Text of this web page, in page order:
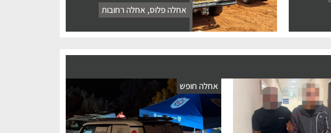
אחלה פלוס, אחלה רחובות
אחלה חופש